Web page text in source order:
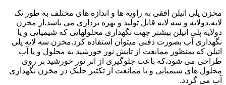
مخزن پلی اتیلن افقی به زاویه ها و اندازه های مختلف به طور تک
لایه،دولایه و سه لایه قابل تولید و بهره برداری می باشد.از مخزن
دولایه پلی اتیلن بیشتر جهت نگهداری محلولهایی که شیمیایی و یا
نگهداری آب بصورت دفنی میتوان استفاده کرد.مخزن سه لایه پلی
اتیلن که بمنظور ممانعت از تابش نور خورشید به محلول و یا آب
طراحی می شود،که باعث جلوگیری از اثر نور خورشید بر روی
محلول های شیمیایی و یا ممانعت از تکثیر جلبک در مخزن نگهداری
آب می گردد.